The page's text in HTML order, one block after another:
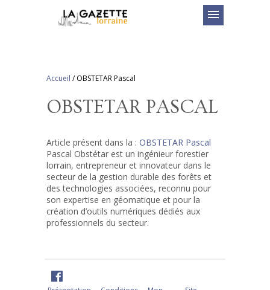
menu
Accueil /OBSTETAR Pascal
OBSTETAR PASCAL
Article présent dans la :OBSTETAR Pascal
Pascal Obstétar est un ingénieur forestier
lorrain, entrepreneur et innovateur dans le
secteur de la gestion durable des forêts et
des technologies associées, reconnu pour
son expertise en géomatique et pour la
création d’outils numériques dédiés aux
professionnels du secteur.